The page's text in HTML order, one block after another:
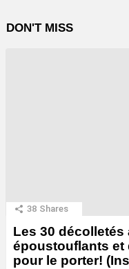
DON'T MISS
38 Shares
Les 30
époustouflants et
pour le porter!